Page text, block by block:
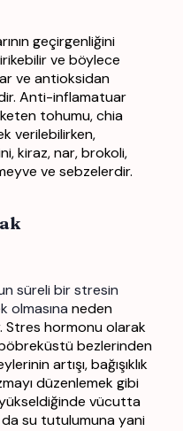
geçirgenliğini
ve böylece
ve antioksidan
Anti-inflamatuar
tohumu, chia
verilebilirken,
kiraz, nar, brokoli,
ve sebzelerdir.
süreli bir stresin
olmasına neden
Stres hormonu olarak
bezlerinden
artışı, bağışıklık
düzenlemek gibi
vücutta
su tutulumuna yani